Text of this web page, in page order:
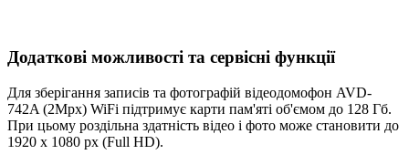
Додаткові можливості та сервісні функції
Для зберігання записів та фотографій відеодомофон AVD-
742A (2Mpx) WiFi підтримує карти пам'яті об'ємом до 128 Гб.
При цьому роздільна здатність відео і фото може становити до
1920 х 1080 px (Full HD).